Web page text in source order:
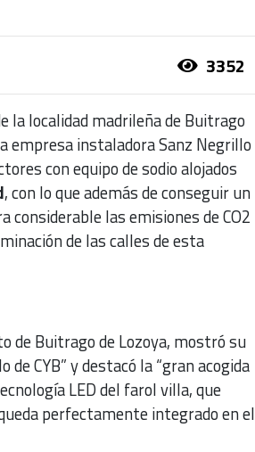
3352
la localidad madrileña de Buitrago
empresa instaladora Sanz Negrillo
con equipo de sodio alojados
, con lo que además de conseguir un
considerable las emisiones de CO2
de las calles de esta
de Buitrago de Lozoya, mostró su
de CYB” y destacó la “gran acogida
LED del farol villa, que
perfectamente integrado en el